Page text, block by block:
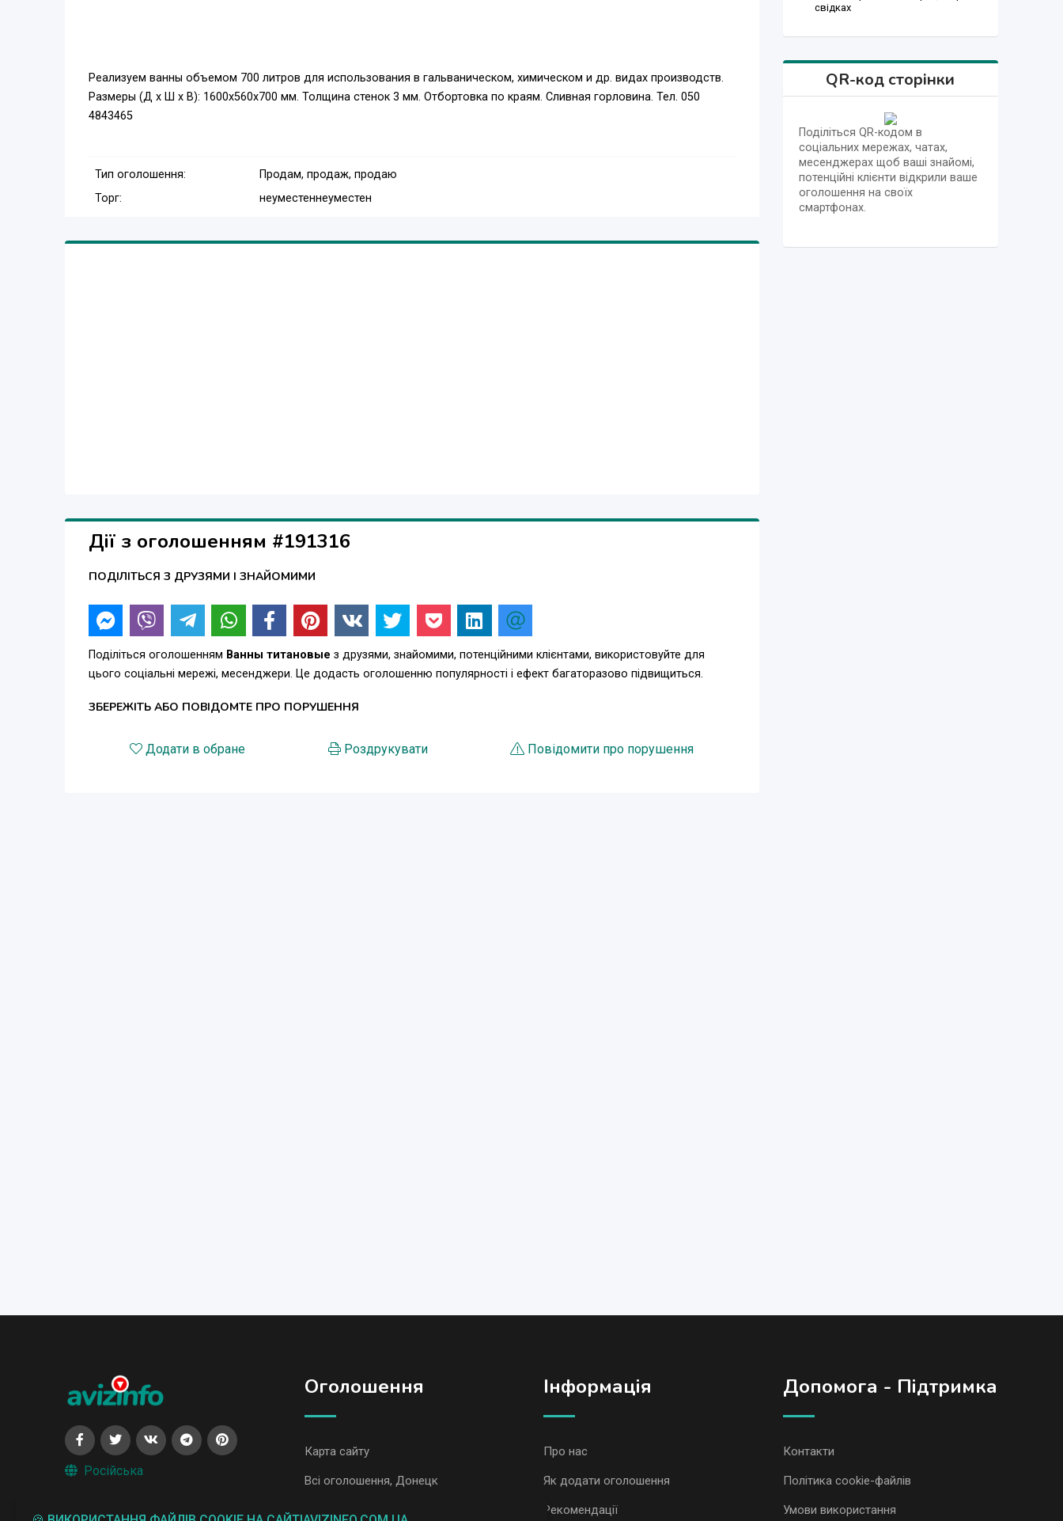
Реализуем ванны объемом 700 литров для использования в гальваническом, химическом и др. видах производств.
Размеры (Д х Ш х В): 1600х560х700 мм. Толщина стенок 3 мм. Отбортовка по краям. Сливная горловина. Тел. 050
4843465
Тип оголошення:
Продам, продаж, продаю
Торг:
неуместеннеуместен
Дії з оголошенням #191316
ПОДІЛІТЬСЯ З ДРУЗЯМИ І ЗНАЙОМИМИ
Поділіться оголошенням Ванны титановые з друзями, знайомими, потенційними клієнтами, використовуйте для
цього соціальні мережі, месенджери. Це додасть оголошенню популярності і ефект багаторазово підвищиться.
ЗБЕРЕЖІТЬ АБО ПОВІДОМТЕ ПРО ПОРУШЕННЯ
Додати в обране Роздрукувати Повідомити про порушення
свідках
QR-код сторінки
Поділіться QR-кодом в
соціальних мережах, чатах,
месенджерах щоб ваші знайомі,
потенційні клієнти відкрили ваше
оголошення на своїх
смартфонах.
Російська
Оголошення
Карта сайту
Всі оголошення, Донецк
Iнформація
Про нас
Як додати оголошення
Рекомендації
Допомога - Підтримка
Контакти
Політика cookie-файлів
Умови використання